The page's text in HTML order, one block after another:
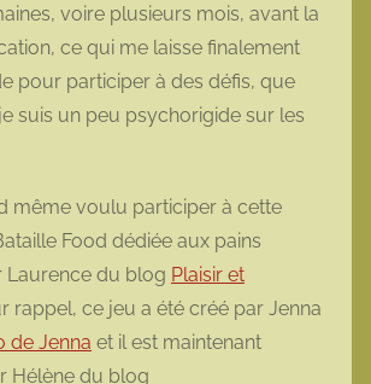
voire plusieurs mois, avant la
ce qui me laisse finalement
pour participer à des défis, que
suis un peu psychorigide sur les
même voulu participer à cette
Food dédiée aux pains
Laurence du blog Plaisir et
rappel, ce jeu a été créé par Jenna
de Jenna et il est maintenant
Hélène du blog